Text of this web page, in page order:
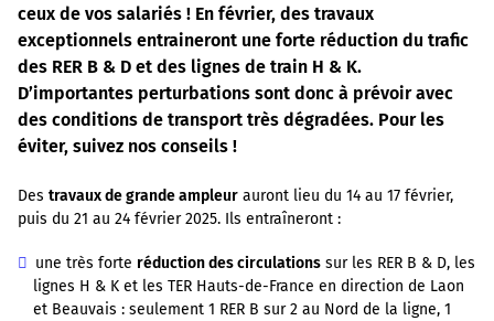
ceux de vos salariés ! En février, des travaux
exceptionnels entraineront une forte réduction du trafic
des RER B & D et des lignes de train H & K.
D’importantes perturbations sont donc à prévoir avec
des conditions de transport très dégradées. Pour les
éviter, suivez nos conseils !
Des travaux de grande ampleur auront lieu du 14 au 17 février,
puis du 21 au 24 février 2025. Ils entraîneront :
une très forte réduction des circulations sur les RER B & D, les
lignes H & K et les TER Hauts-de-France en direction de Laon
et Beauvais : seulement 1 RER B sur 2 au Nord de la ligne, 1